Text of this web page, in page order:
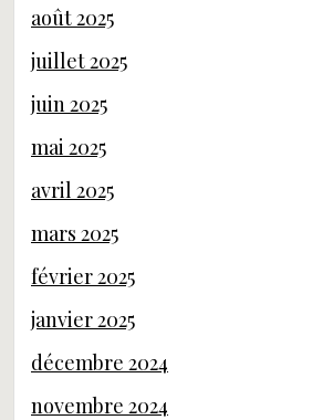
août 2025
juillet 2025
juin 2025
mai 2025
avril 2025
mars 2025
février 2025
janvier 2025
décembre 2024
novembre 2024